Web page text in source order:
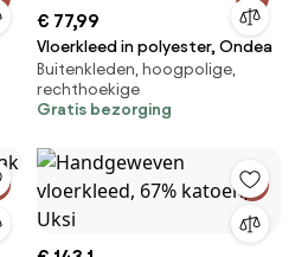
€ 77,99
Vloerkleed in polyester, Ondea
Buitenkleden, hoogpolige,
rechthoekige
Gratis bezorging